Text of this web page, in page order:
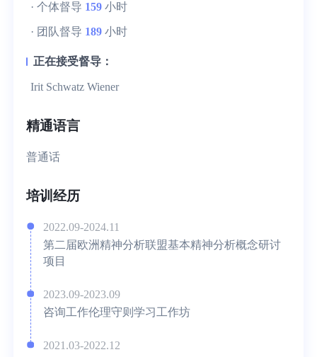
· 个体督导 159小时
· 团队督导 189小时
正在接受督导：
Irit Schwatz Wiener
精通语言
普通话
培训经历
2022.09-2024.11
第二届欧洲精神分析联盟基本精神分析概念研讨
项目
2023.09-2023.09
咨询工作伦理守则学习工作坊
2021.03-2022.12